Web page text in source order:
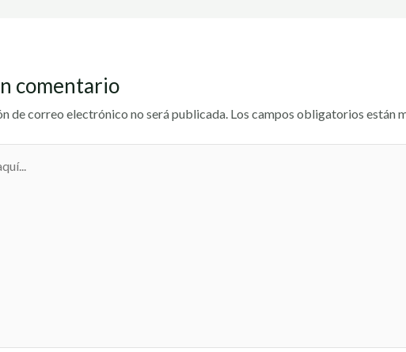
comentario
de correo electrónico no será publicada. Los campos obligatorios están